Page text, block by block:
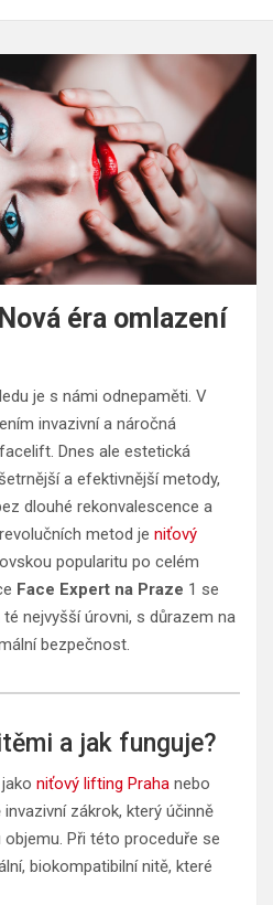
éra omlazení
je s námi odnepaměti. V
invazivní a náročná
Dnes ale estetická
a efektivnější metody,
dlouhé rekonvalescence a
metod je niťový
popularitu po celém
Face Expert na Praze 1 se
nejvyšší úrovni, s důrazem na
bezpečnost.
a jak funguje?
niťový lifting Praha nebo
invazivní zákrok, který účinně
Při této proceduře se
biokompatibilní nitě, které